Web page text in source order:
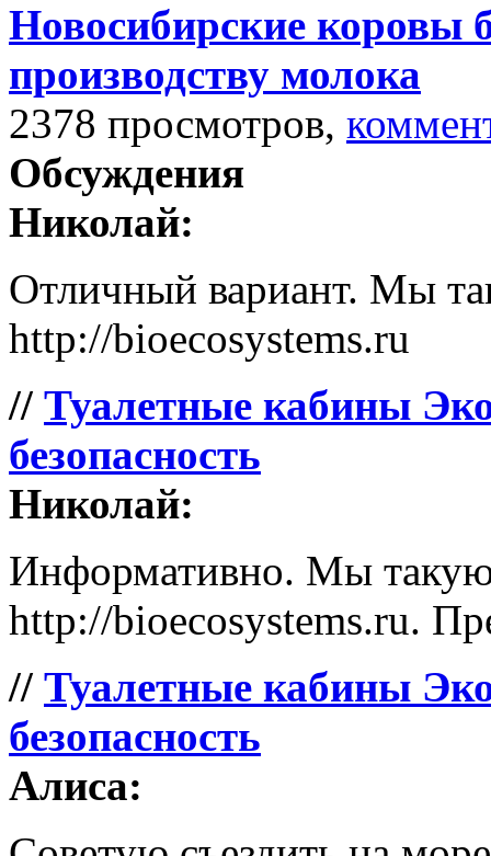
Новосибирские коровы
производству молока
2378 просмотров,
Обсуждения
Николай:
Отличный вариант. Мы
http://bioecosystems.ru
// Туалетные кабины
безопасность
Николай:
Информативно. Мы такую
http://bioecosystems.ru.
// Туалетные кабины
безопасность
Алиса: